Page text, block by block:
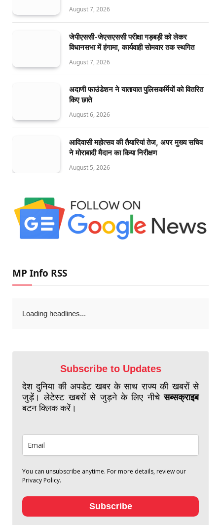
August 7, 2026
जेपीएससी-जेएसएससी परीक्षा गड़बड़ी को लेकर
विधानसभा में हंगामा, कार्यवाही सोमवार तक स्थगित
August 7, 2026
अदाणी फाउंडेशन ने यातायात पुलिसकर्मियों को वितरित
किए छाते
August 6, 2026
आदिवासी महोत्सव की तैयारियां तेज, अपर मुख्य सचिव
ने मोराबादी मैदान का किया निरीक्षण
August 5, 2026
MP Info RSS
Loading headlines...
Subscribe to Updates
देश दुनिया की अपडेट खबर के साथ राज्य की खबरों से
जुड़ें। लेटेस्ट खबरों से जुड़ने के लिए नीचेसब्सक्राइब
बटन क्लिक करें।
You can unsubscribe anytime. For more details, review our
Privacy Policy.
Subscribe